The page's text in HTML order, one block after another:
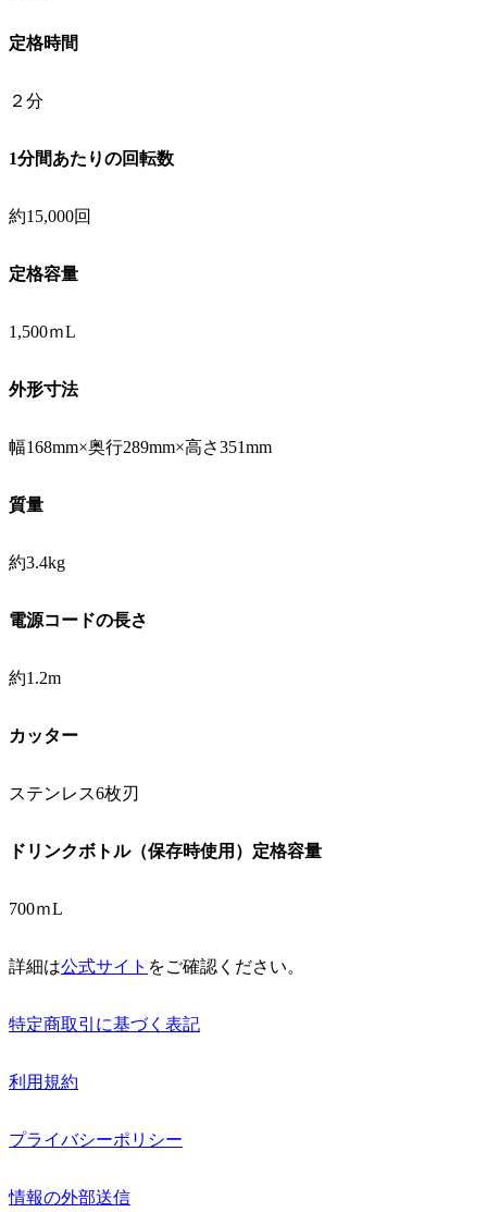
定格時間
２分
1分間あたりの回転数
約15,000回
定格容量
1,500ｍL
外形寸法
幅168mm×奥行289mm×高さ351mm
質量
約3.4kg
電源コードの長さ
約1.2m
カッター
ステンレス6枚刃
ドリンクボトル（保存時使用）定格容量
700ｍL
詳細は公式サイト をご確認ください。
特定商取引に基づく表記
利用規約
プライバシーポリシー
情報の外部送信